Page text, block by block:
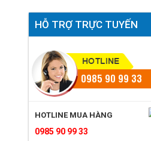
là:
13.450.000 ₫.
tại
là:
HỖ TRỢ TRỰC TUYẾN
0985 90 99 33
HOTLINE MUA HÀNG
0985 90 99 33